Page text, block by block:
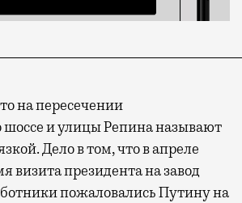
на пересечении
шоссе и улицы Репина называют
Дело в том, что в апреле
визита президента на завод
пожаловались Путину на